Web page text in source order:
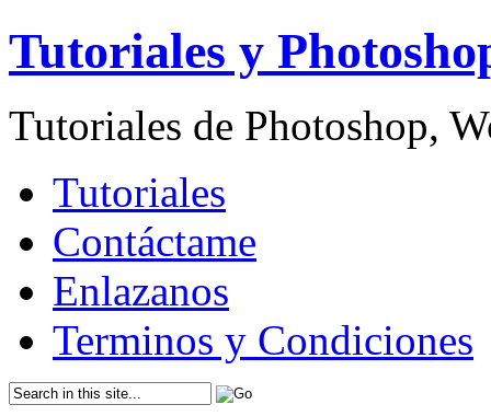
Tutoriales y
Tutoriales de Photoshop,
Tutoriales
Contáctame
Enlazanos
Terminos y Condiciones